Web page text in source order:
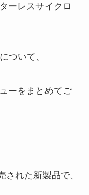
ーレスサイクロ
ついて、
ーをまとめてご
れた新製品で、